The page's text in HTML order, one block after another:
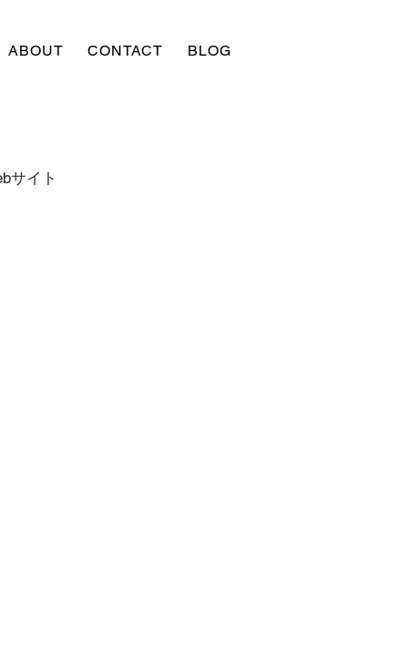
ABOUT CONTACT BLOG
サイト